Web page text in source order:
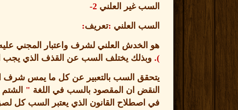
السب غير العلني 2-
السب العلني :تعريف:
هو الخدش العلني لشرف واعتبار المجني
). وبذلك يختلف السب عن القذف الذي يجب
يتحقق السب بالتعبير عن كل ما يمس شرف
النقض ان المقصود بالسب في اللغة "
في اصطلاح القانون الذي يعتبر السب